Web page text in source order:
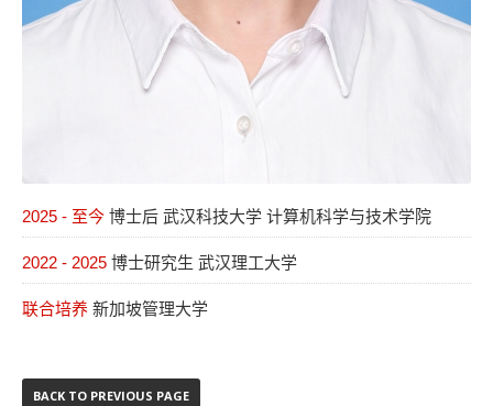
2025 - 至今 博士后 武汉科技大学 计算机科学与技术学院
2022 - 2025 博士研究生 武汉理工大学
联合培养 新加坡管理大学
BACK TO PREVIOUS PAGE